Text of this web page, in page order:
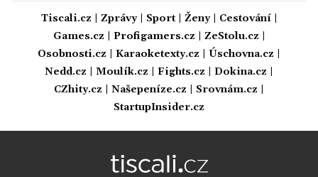
Tiscali.cz Zprávy| Sport| Ženy| Cestování|
Games.cz
Profigamers.cz ZeStolu.cz
Osobnosti.cz
Karaoketexty.cz Úschovna.cz
Nedd.cz
Moulík.cz Fights.cz Dokina.cz
CZhity.cz
Našepeníze.cz Srovnám.cz
StartupInsider.cz